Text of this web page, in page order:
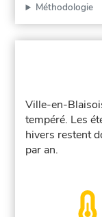
Méthodologie
Ville-en-
tempéré. Les
hivers restent
par an.